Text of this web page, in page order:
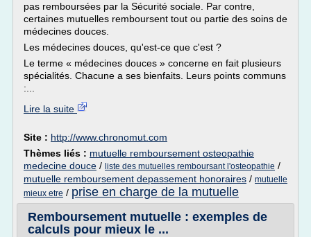
pas remboursées par la Sécurité sociale. Par contre,
certaines mutuelles remboursent tout ou partie des soins de
médecines douces.
Les médecines douces, qu'est-ce que c'est ?
Le terme « médecines douces » concerne en fait plusieurs
spécialités. Chacune a ses bienfaits. Leurs points communs
:...
Lire la suite
Site : http://www.chronomut.com
Thèmes liés : mutuelle remboursement osteopathie
medecine douce / liste des mutuelles remboursant l'osteopathie /
mutuelle remboursement depassement honoraires / mutuelle
mieux etre / prise en charge de la mutuelle
Remboursement mutuelle : exemples de
calculs pour mieux le ...